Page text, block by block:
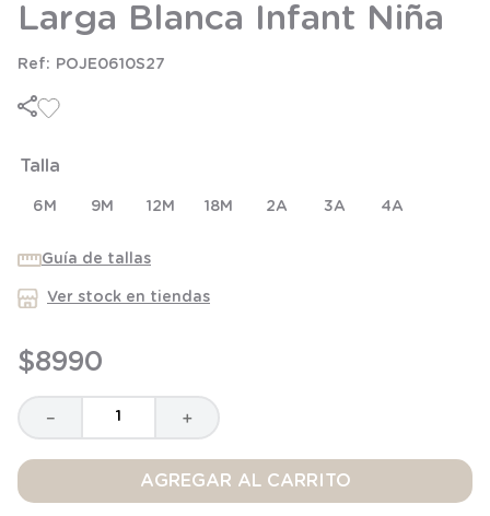
Larga Blanca Infant Niña
POJE0610S27
Talla
6M 9M 12M 18M 2A 3A 4A
Guía de tallas
Ver stock en tiendas
$8990
＋
－
AGREGAR AL CARRITO
4.
body
5
panty
8.
9.
saco